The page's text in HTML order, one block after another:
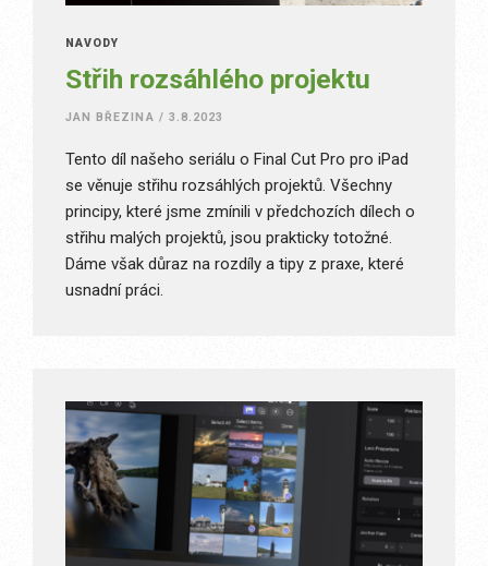
NÁVODY
Střih rozsáhlého projektu
JAN BŘEZINA / 3.8.2023
Tento díl našeho seriálu o Final Cut Pro pro iPad
se věnuje střihu rozsáhlých projektů. Všechny
principy, které jsme zmínili v předchozích dílech o
střihu malých projektů, jsou prakticky totožné.
Dáme však důraz na rozdíly a tipy z praxe, které
usnadní práci.